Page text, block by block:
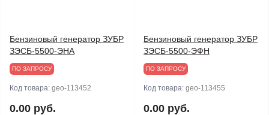
Бензиновый генератор ЗУБР
ЗЭСБ-5500-ЭНА
ПО ЗАПРОСУ
Код товара: geo-113452
0.00 руб.
Бензиновый генератор ЗУБР
ЗЭСБ-5500-ЭФН
ПО ЗАПРОСУ
Код товара: geo-113455
0.00 руб.